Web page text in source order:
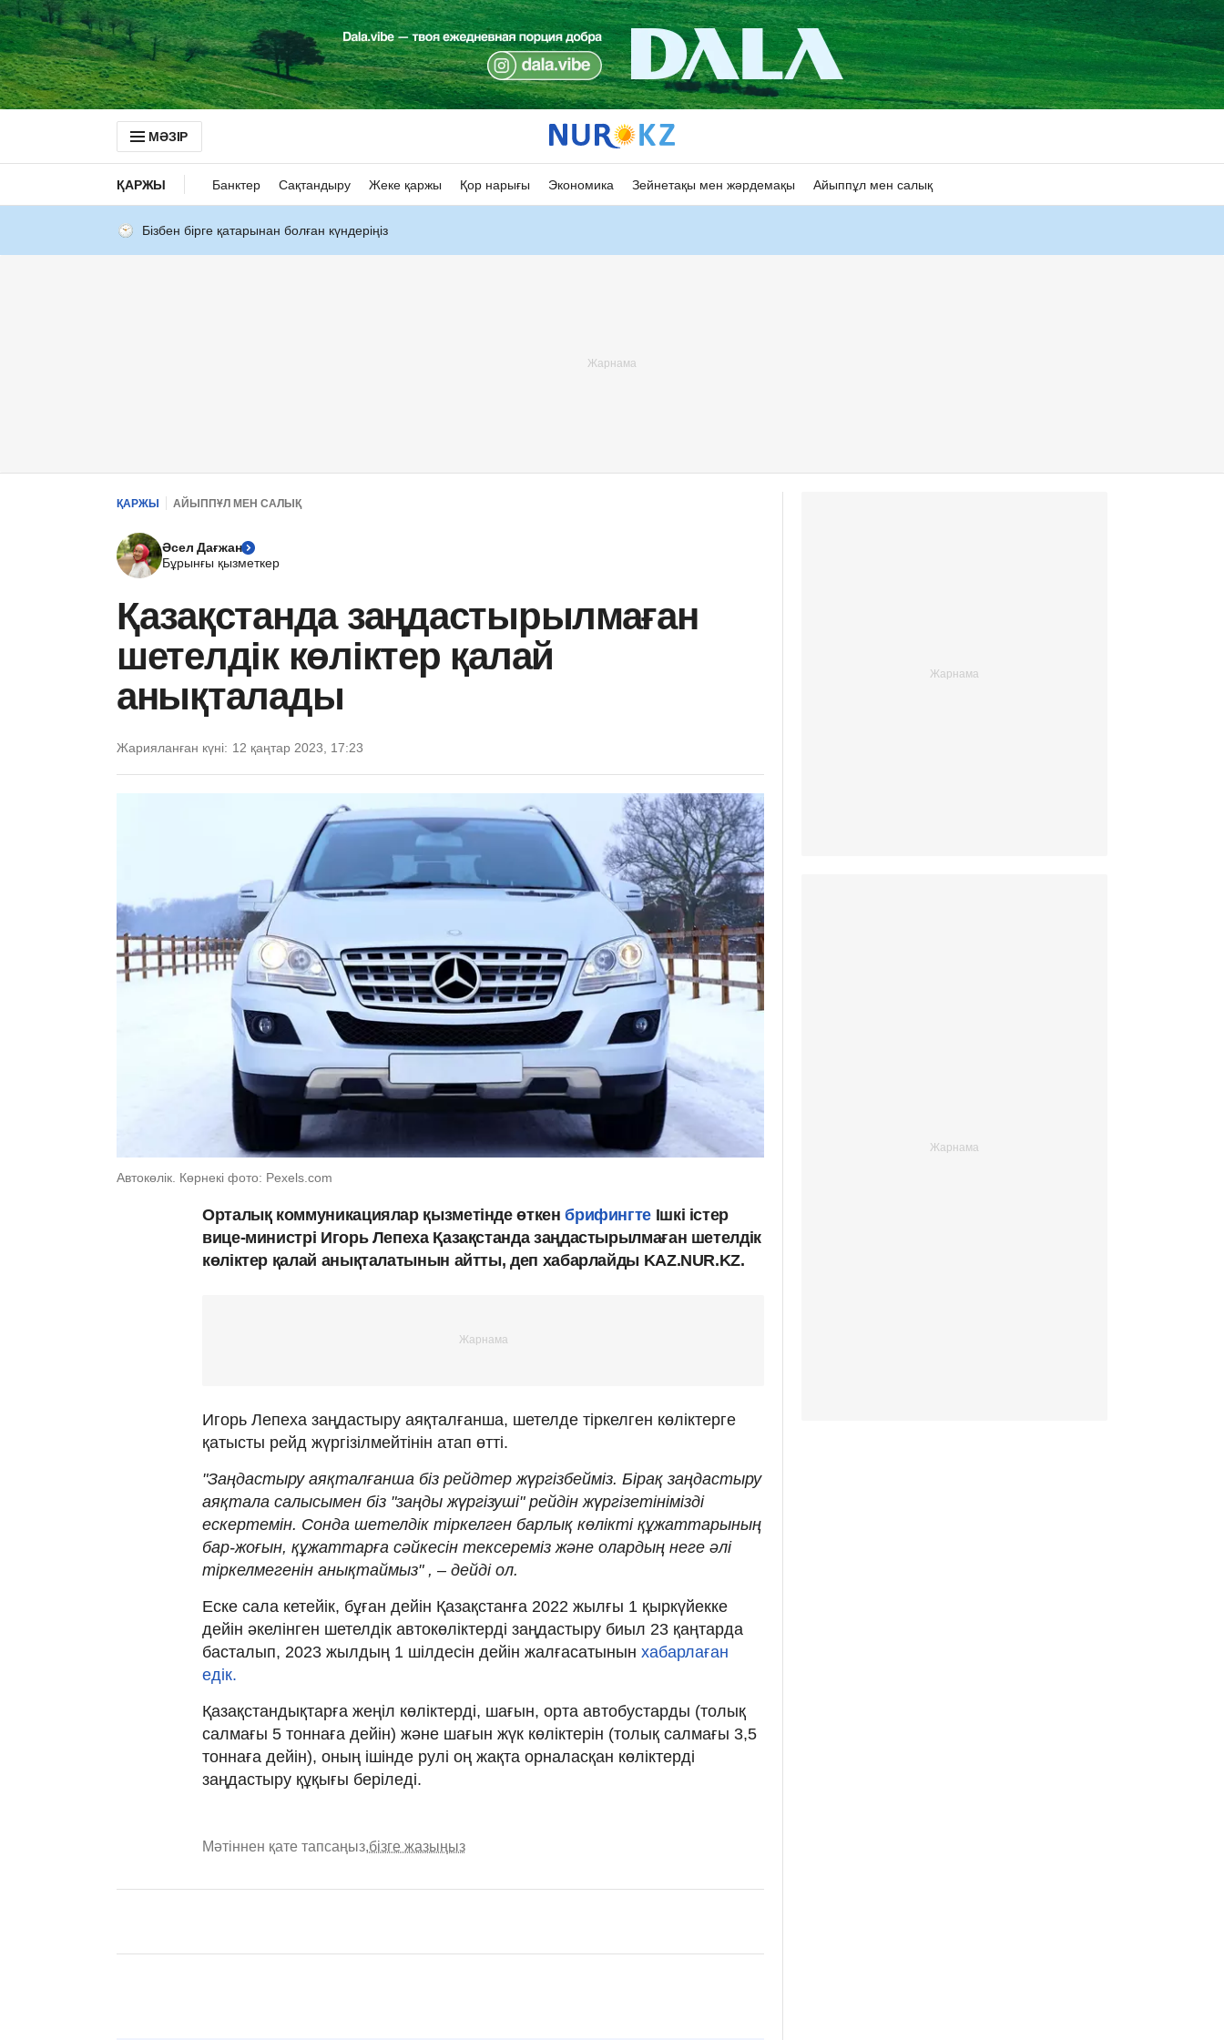
МӘЗІР
ҚАРЖЫ Банктер Сақтандыру Жеке қаржы Қор нарығы Экономика Зейнетақы мен жәрдемақы Айыппұл мен салық
Бізбен бірге қатарынан болған күндеріңіз
ҚАРЖЫ АЙЫППҰЛ МЕН САЛЫҚ
Әсел Дағжан
Бұрынғы қызметкер
Қазақстанда заңдастырылмаған
шетелдік көліктер қалай
анықталады
Жарияланған күні: 12 қаңтар 2023, 17:23
Автокөлік. Көрнекі фото: Рexels.com
Орталық коммуникациялар қызметінде өткенбрифингте Ішкі істер
вице-министрі Игорь Лепеха Қазақстанда заңдастырылмаған шетелдік
көліктер қалай анықталатынын айтты, деп хабарлайды KAZ.NUR.KZ.
Игорь Лепеха заңдастыру аяқталғанша, шетелде тіркелген көліктерге
қатысты рейд жүргізілмейтінін атап өтті.
"Заңдастыру аяқталғанша біз рейдтер жүргізбейміз. Бірақ заңдастыру
аяқтала салысымен біз "заңды жүргізуші" рейдін жүргізетінімізді
ескертемін. Сонда шетелдік тіркелген барлық көлікті құжаттарының
бар-жоғын, құжаттарға сәйкесін тексереміз және олардың неге әлі
тіркелмегенін анықтаймыз" , – дейді ол.
Еске сала кетейік, бұған дейін Қазақстанға 2022 жылғы 1 қыркүйекке
дейін әкелінген шетелдік автокөліктерді заңдастыру биыл 23 қаңтарда
басталып, 2023 жылдың 1 шілдесін дейін жалғасатынын хабарлаған
едік.
Қазақстандықтарға жеңіл көліктерді, шағын, орта автобустарды (толық
салмағы 5 тоннаға дейін) және шағын жүк көліктерін (толық салмағы 3,5
тоннаға дейін), оның ішінде рулі оң жақта орналасқан көліктерді
заңдастыру құқығы беріледі.
Мәтіннен қате тапсаңыз,бізге жазыңыз